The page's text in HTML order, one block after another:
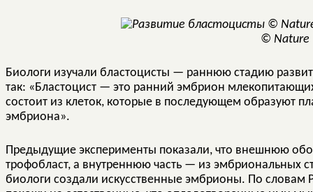
© Nature
Биологи изучали бластоцисты — раннюю стадию
так: «Бластоцист — это ранний эмбрион
состоит из клеток, которые в последующем образуют
эмбриона».
Предыдущие эксперименты показали, что внешнюю
трофобласт, а внутреннюю часть — из эмбриональных
биологи создали искусственные эмбрионы. По словам